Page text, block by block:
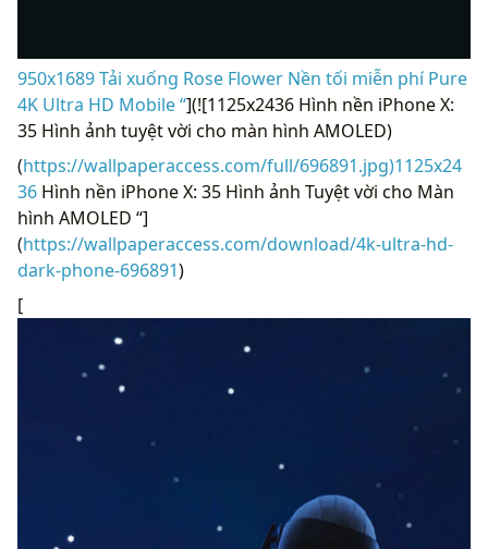
950x1689 Tải xuống Rose Flower Nền tối miễn phí Pure
4K Ultra HD Mobile “](![1125x2436 Hình nền iPhone X:
35 Hình ảnh tuyệt vời cho màn hình AMOLED)
(https://wallpaperaccess.com/full/696891.jpg)1125x24
36 Hình nền iPhone X: 35 Hình ảnh Tuyệt vời cho Màn
hình AMOLED “]
(https://wallpaperaccess.com/download/4k-ultra-hd-
dark-phone-696891)
[